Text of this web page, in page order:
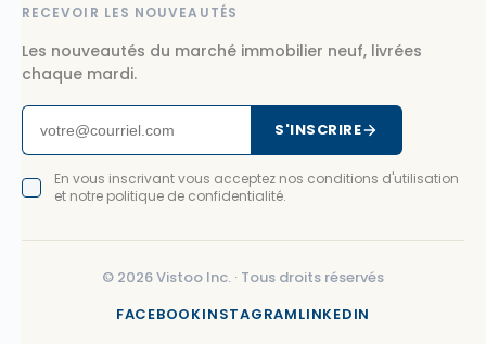
RECEVOIR LES NOUVEAUTÉS
Les nouveautés du marché immobilier neuf, livrées
chaque mardi.
S'INSCRIRE
En vous inscrivant vous acceptez nos conditions d'utilisation
et notre politique de confidentialité.
© 2026Vistoo Inc. · Tous droits réservés
FACEBOOKINSTAGRAMLINKEDIN